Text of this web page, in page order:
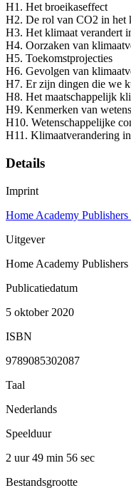
H1. Het broeikaseffect
H2. De rol van CO2 in het
H3. Het klimaat verandert
H4. Oorzaken van
H5. Toekomstprojecties
H6. Gevolgen van
H7. Er zijn dingen die we
H8. Het maatschappelijk
H9. Kenmerken van
H10. Wetenschappelijke
H11. Klimaatverandering
Details
Imprint
Home Academy
Uitgever
Home Academy
Publicatiedatum
5 oktober 2020
ISBN
9789085302087
Taal
Nederlands
Speelduur
2 uur 49 min 56 sec
Bestandsgrootte